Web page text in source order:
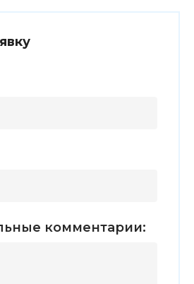
комментарии: